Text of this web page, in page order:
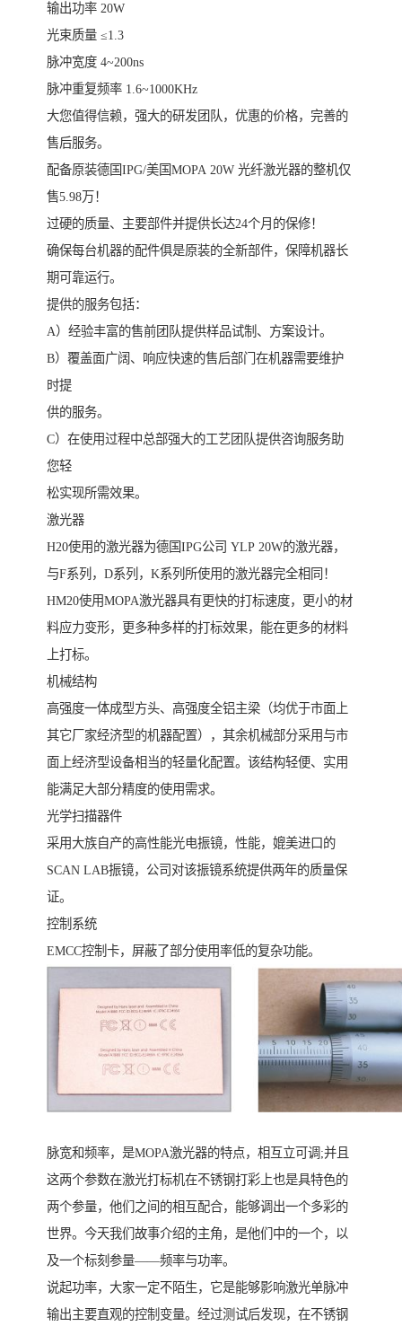
输出功率 20W
光束质量 ≤1.3
脉冲宽度 4~200ns
脉冲重复频率 1.6~1000KHz
大您值得信赖，强大的研发团队，优惠的价格，完善的
售后服务。
配备原装德国IPG/美国MOPA 20W 光纤激光器的整机仅
售5.98万！
过硬的质量、主要部件并提供长达24个月的保修！
确保每台机器的配件俱是原装的全新部件，保障机器长
期可靠运行。
提供的服务包括：
A）经验丰富的售前团队提供样品试制、方案设计。
B）覆盖面广阔、响应快速的售后部门在机器需要维护
时提
供的服务。
C）在使用过程中总部强大的工艺团队提供咨询服务助
您轻
松实现所需效果。
激光器
H20使用的激光器为德国IPG公司 YLP 20W的激光器，
与F系列，D系列，K系列所使用的激光器完全相同！
HM20使用MOPA激光器具有更快的打标速度，更小的材
料应力变形，更多种多样的打标效果，能在更多的材料
上打标。
机械结构
高强度一体成型方头、高强度全铝主梁（均优于市面上
其它厂家经济型的机器配置），其余机械部分采用与市
面上经济型设备相当的轻量化配置。该结构轻便、实用
能满足大部分精度的使用需求。
光学扫描器件
采用大族自产的高性能光电振镜，性能，媲美进口的
SCAN LAB振镜，公司对该振镜系统提供两年的质量保
证。
控制系统
EMCC控制卡，屏蔽了部分使用率低的复杂功能。
脉宽和频率，是MOPA激光器的特点，相互立可调;并且
这两个参数在激光打标机在不锈钢打彩上也是具特色的
两个参量，他们之间的相互配合，能够调出一个多彩的
世界。今天我们故事介绍的主角，是他们中的一个，以
及一个标刻参量——频率与功率。
说起功率，大家一定不陌生，它是能够影响激光单脉冲
输出主要直观的控制变量。经过测试后发现，在不锈钢